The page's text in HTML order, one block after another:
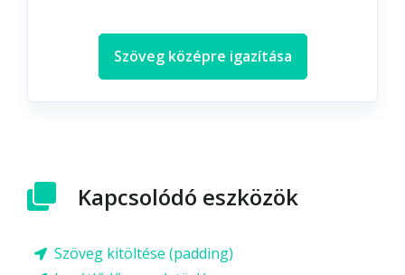
Szöveg középre igazítása
Kapcsolódó eszközök
Szöveg kitöltése (padding)